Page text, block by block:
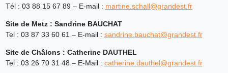
Tél : 03 88 15 67 89 – E-mail : martine.schall@grandest.fr
Site de Metz : Sandrine BAUCHAT
Tel : 03 87 33 60 61 – E-mail : sandrine.bauchat@grandest.fr
Site de Châlons : Catherine DAUTHEL
Tel : 03 26 70 31 48 – E-Mail : catherine.dauthel@grandest.fr